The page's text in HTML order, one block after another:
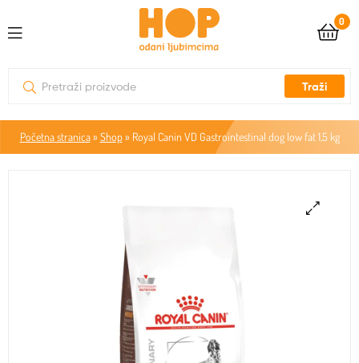
0
Traži
Početna stranica» Shop» Royal Canin VD Gastrointestinal dog low fat 1,5 kg